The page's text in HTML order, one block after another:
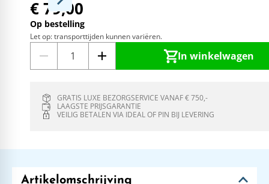
€ 79,00
Op bestelling
Let op: transporttijden kunnen variëren.
In winkelwagen
GRATIS LUXE BEZORGSERVICE VANAF € 750,-
LAAGSTE PRIJSGARANTIE
VEILIG BETALEN VIA IDEAL OF PIN BIJ LEVERING
Artikelomschrijving